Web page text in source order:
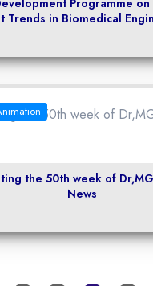
Programme on
Trends in Biomedical
the 50th week of
News